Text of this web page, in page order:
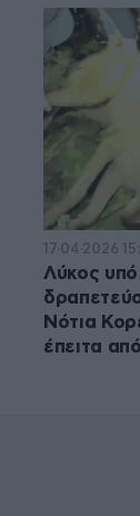
17·04·2026
Λύκος υπό
Νότια
έπειτα